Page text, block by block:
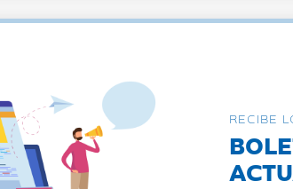
RECIBE